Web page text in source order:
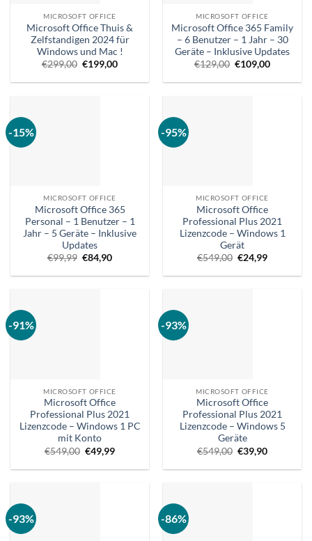
MICROSOFT OFFICE
Microsoft Office Thuis &
Zelfstandigen 2024 für
Windows und Mac !
€299,00 Ursprünglicher
war:
€199,00Aktueller
ist:
MICROSOFT OFFICE
Microsoft Office 365 Family
– 6 Benutzer – 1 Jahr – 30
Geräte – Inklusive Updates
€129,00 Ursprünglicher
war:
€109,00Aktueller
ist:
-15%
MICROSOFT OFFICE
Microsoft Office 365
Personal – 1 Benutzer – 1
Jahr – 5 Geräte – Inklusive
Updates
€99,99 Ursprünglicher
Preis
war:
€84,90Aktueller
ist:
-95%
MICROSOFT OFFICE
Microsoft Office
Professional Plus 2021
Lizenzcode – Windows 1
Gerät
€549,00 Ursprünglicher
Preis
war:
€24,99Aktueller
ist:
-91%
MICROSOFT OFFICE
Microsoft Office
Professional Plus 2021
Lizenzcode – Windows 1 PC
mit Konto
€549,00 Ursprünglicher
Preis
war:
€49,99Aktueller
ist:
-93%
MICROSOFT OFFICE
Microsoft Office
Professional Plus 2021
Lizenzcode – Windows 5
Geräte
€549,00 Ursprünglicher
Preis
war:
€39,90Aktueller
ist:
-93% -86%